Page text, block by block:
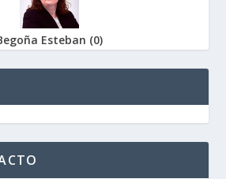
Esteban (0)